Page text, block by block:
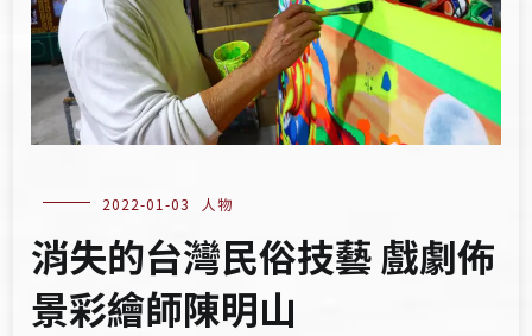
2022-01-03 人物
消失的台灣民俗技藝 戲劇佈
景彩繪師陳明山